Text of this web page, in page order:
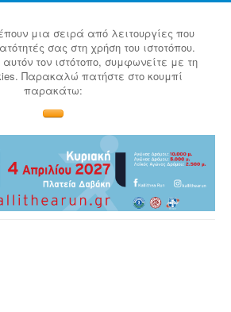
μια σειρά από λειτουργίες που
σας στη χρήση του ιστοτόπου.
τον ιστότοπο, συμφωνείτε με τη
Παρακαλώ πατήστε στο κουμπί
παρακάτω: